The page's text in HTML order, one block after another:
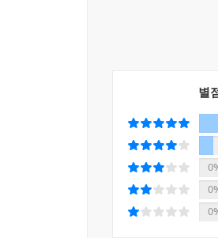
철인 3종 경기 등 좀 더
시도하지 못했거나 좀
결국에는 희석되고, 단
많고 많은 운동 가운데
달리기가 꽤 녹아 있었
것처럼 말이다. 두 번째
언제 그랬냐는 듯 우울
가까워진다는 것이다.
별